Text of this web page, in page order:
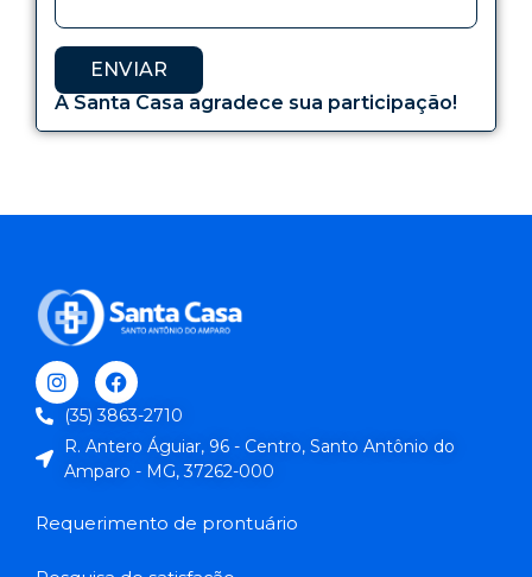
ENVIAR
A Santa Casa agradece sua participação!
(35) 3863-2710
R. Antero Águiar, 96 - Centro, Santo Antônio do
Amparo - MG, 37262-000
Requerimento de prontuário